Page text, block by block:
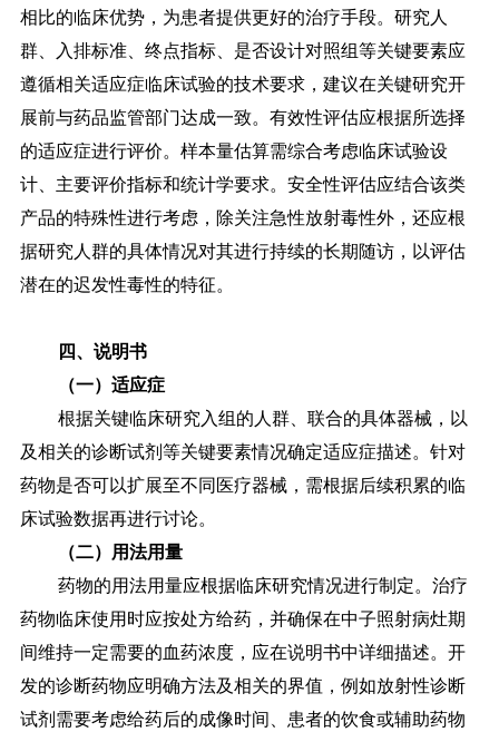
相比的临床优势，为患者提供更好的治疗手段。研究人
群、入排标准、终点指标、是否设计对照组等关键要素应
遵循相关适应症临床试验的技术要求，建议在关键研究开
展前与药品监管部门达成一致。有效性评估应根据所选择
的适应症进行评价。样本量估算需综合考虑临床试验设
计、主要评价指标和统计学要求。安全性评估应结合该类
产品的特殊性进行考虑，除关注急性放射毒性外，还应根
据研究人群的具体情况对其进行持续的长期随访，以评估
潜在的迟发性毒性的特征。
四、说明书
（一）适应症
根据关键临床研究入组的人群、联合的具体器械，以
及相关的诊断试剂等关键要素情况确定适应症描述。针对
药物是否可以扩展至不同医疗器械，需根据后续积累的临
床试验数据再进行讨论。
（二）用法用量
药物的用法用量应根据临床研究情况进行制定。治疗
药物临床使用时应按处方给药，并确保在中子照射病灶期
间维持一定需要的血药浓度，应在说明书中详细描述。开
发的诊断药物应明确方法及相关的界值，例如放射性诊断
试剂需要考虑给药后的成像时间、患者的饮食或辅助药物